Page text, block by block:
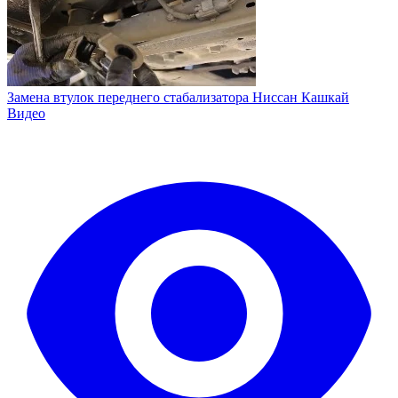
Замена втулок переднего стабализатора Ниссан Кашкай
Видео